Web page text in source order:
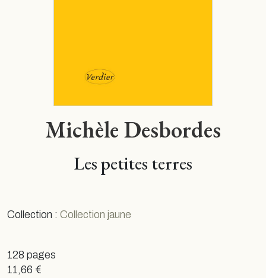
Michèle Desbordes
Les petites terres
Collection : Collection jaune
128 pages
11,66 €